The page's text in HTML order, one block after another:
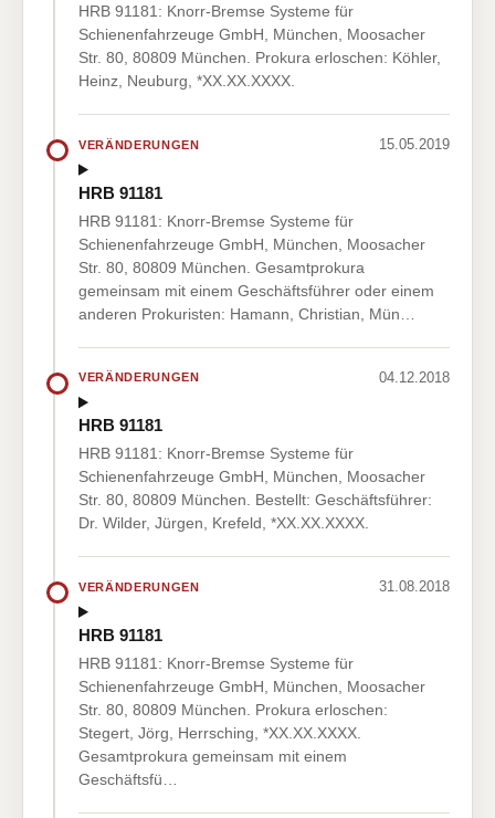
HRB 91181: Knorr-Bremse Systeme für
Schienenfahrzeuge GmbH, München, Moosacher
Str. 80, 80809 München. Prokura erloschen: Köhler,
Heinz, Neuburg, *XX.XX.XXXX.
VERÄNDERUNGEN 15.05.2019
HRB 91181
HRB 91181: Knorr-Bremse Systeme für
Schienenfahrzeuge GmbH, München, Moosacher
Str. 80, 80809 München. Gesamtprokura
gemeinsam mit einem Geschäftsführer oder einem
anderen Prokuristen: Hamann, Christian, Mün…
VERÄNDERUNGEN 04.12.2018
HRB 91181
HRB 91181: Knorr-Bremse Systeme für
Schienenfahrzeuge GmbH, München, Moosacher
Str. 80, 80809 München. Bestellt: Geschäftsführer:
Dr. Wilder, Jürgen, Krefeld, *XX.XX.XXXX.
VERÄNDERUNGEN 31.08.2018
HRB 91181
HRB 91181: Knorr-Bremse Systeme für
Schienenfahrzeuge GmbH, München, Moosacher
Str. 80, 80809 München. Prokura erloschen:
Stegert, Jörg, Herrsching, *XX.XX.XXXX.
Gesamtprokura gemeinsam mit einem
Geschäftsfü…